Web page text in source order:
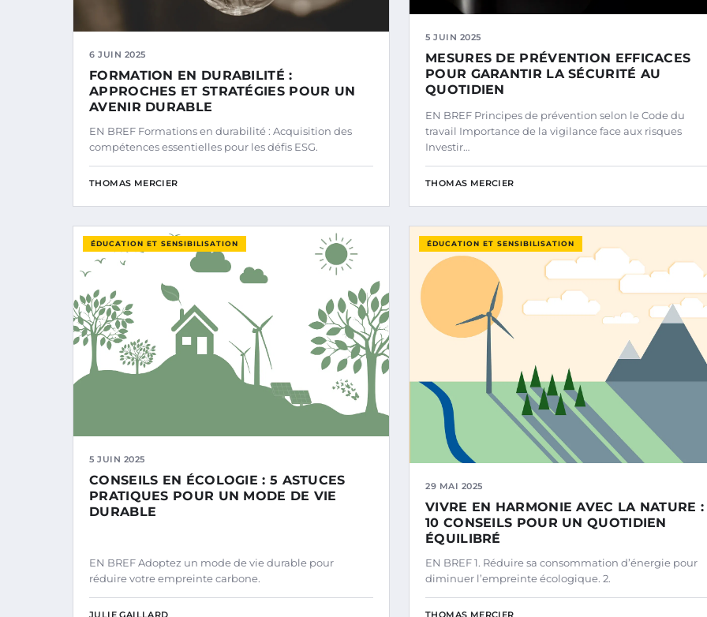
6 JUIN 2025
FORMATION EN DURABILITÉ :
APPROCHES ET STRATÉGIES POUR UN
AVENIR DURABLE
EN BREF Formations en durabilité : Acquisition des
compétences essentielles pour les défis ESG.
THOMAS MERCIER
5 JUIN 2025
MESURES DE PRÉVENTION EFFICACES
POUR GARANTIR LA SÉCURITÉ AU
QUOTIDIEN
EN BREF Principes de prévention selon le Code du
travail Importance de la vigilance face aux risques
Investir…
THOMAS MERCIER
ÉDUCATION ET SENSIBILISATION
5 JUIN 2025
CONSEILS EN ÉCOLOGIE : 5 ASTUCES
PRATIQUES POUR UN MODE DE VIE
DURABLE
EN BREF Adoptez un mode de vie durable pour
réduire votre empreinte carbone.
JULIE GAILLARD
ÉDUCATION ET SENSIBILISATION
29 MAI 2025
VIVRE EN HARMONIE AVEC LA NATURE :
10 CONSEILS POUR UN QUOTIDIEN
ÉQUILIBRÉ
EN BREF 1. Réduire sa consommation d’énergie pour
diminuer l’empreinte écologique. 2.
THOMAS MERCIER